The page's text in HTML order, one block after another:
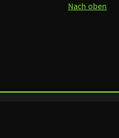
Nach oben